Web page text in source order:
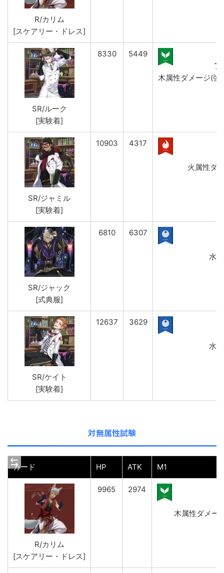
R/カリム
[スケアリー・ドレス]
SR/ルーク
[実験着]
8330
5449
フ
木属性ダメージ(強
SR/ジャミル
[実験着]
10903
4317
火属性ダ
SR/ジャック
[式典服]
6810 6307
水
SR/ケイト
[実験着]
12637 3629
水
対無属性試験
カード HP ATK M1
R/カリム
[スケアリー・ドレス]
9965 2974
木属性ダメー